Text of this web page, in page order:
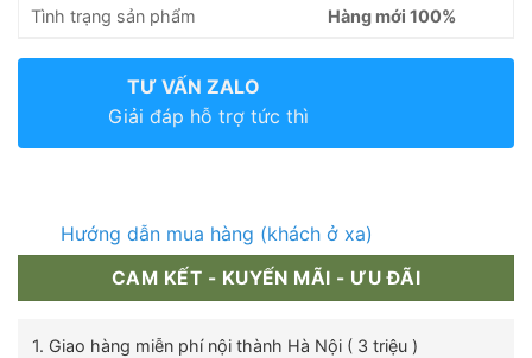
Tình trạng sản phẩm Hàng mới 100%
TƯ VẤN ZALO
Giải đáp hỗ trợ tức thì
Hướng dẫn mua hàng (khách ở xa)
CAM KẾT - KUYẾN MÃI - ƯU ĐÃI
1. Giao hàng miễn phí nội thành Hà Nội ( 3 triệu )